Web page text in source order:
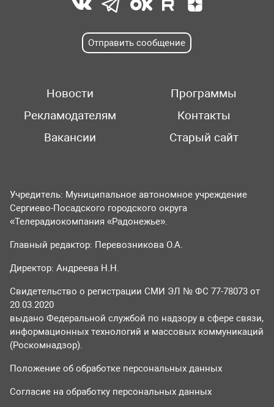
Отправить сообщение
Новости
Программы
Рекламодателям
Контакты
Вакансии
Старый сайт
Учредитель: Муниципальное автономное учреждение
Сергиево-Посадского городского округа
«Телерадиокомпания «Радонежье».
Главный редактор: Перевозникова О.А.
Директор: Андреева Н.Н.
Свидетельство о регистрации СМИ ЭЛ № ФС 77-78073 от
20.03.2020
выдано Федеральной службой по надзору в сфере связи,
информационных технологий и массовых коммуникаций
(Роскомнадзор).
Положение об обработке персональных данных
Согласие на обработку персональных данных